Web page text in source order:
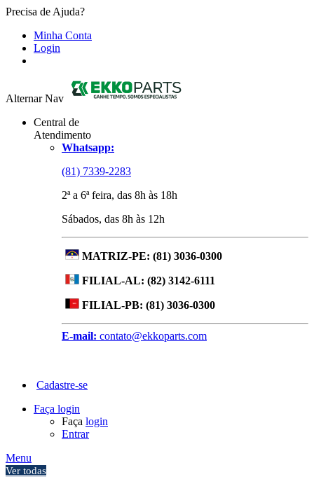
Precisa de Ajuda?
Minha Conta
Login
Alternar Nav
Central de
Atendimento
Whatsapp:
(81) 7339-2283
2ª a 6ª feira, das 8h às 18h
Sábados, das 8h às 12h
MATRIZ-PE: (81) 3036-0300
FILIAL-AL: (82) 3142-6111
FILIAL-PB: (81) 3036-0300
E-mail: contato@ekkoparts.com
Cadastre-se
Faça login
Faça login
Entrar
Menu
Ver todas